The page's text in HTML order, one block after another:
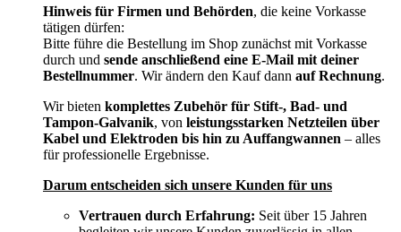
Hinweis für Firmen und Behörden, die keine Vorkasse
tätigen dürfen:
Bitte führe die Bestellung im Shop zunächst mit Vorkasse
durch und sende anschließend eine E-Mail mit deiner
Bestellnummer. Wir ändern den Kauf dann auf Rechnung.
Wir bieten komplettes Zubehör für Stift-, Bad- und
Tampon-Galvanik, von leistungsstarken Netzteilen über
Kabel und Elektroden bis hin zu Auffangwannen – alles
für professionelle Ergebnisse.
Darum entscheiden sich unsere Kunden für uns
Vertrauen durch Erfahrung: Seit über 15 Jahren